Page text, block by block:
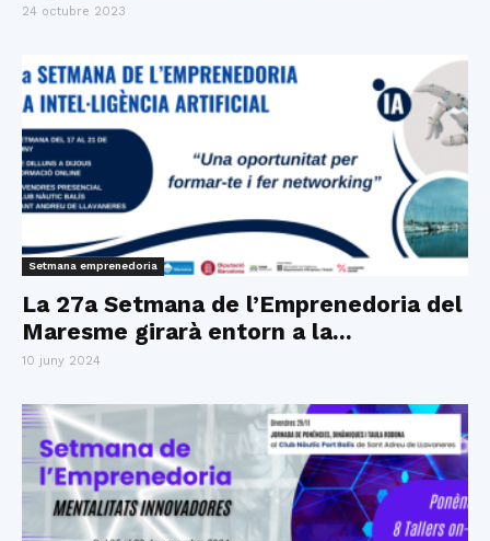
24 octubre 2023
Setmana emprenedoria
La 27a Setmana de l’Emprenedoria del
Maresme girarà entorn a la...
10 juny 2024